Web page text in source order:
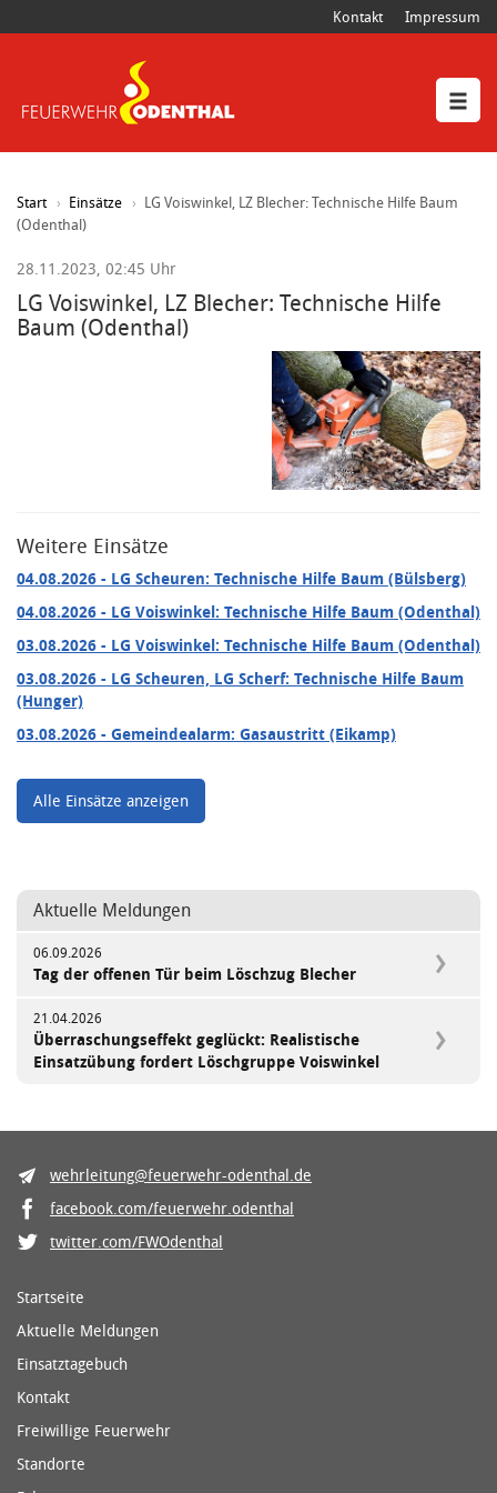
Kontakt Impressum
Start Einsätze
LG Voiswinkel, LZ Blecher: Technische Hilfe Baum
(Odenthal)
28.11.2023, 02:45 Uhr
LG Voiswinkel, LZ Blecher: Technische Hilfe
Baum (Odenthal)
Weitere Einsätze
04.08.2026 - LG Scheuren: Technische Hilfe Baum (Bülsberg)
04.08.2026 - LG Voiswinkel: Technische Hilfe Baum (Odenthal)
03.08.2026 - LG Voiswinkel: Technische Hilfe Baum (Odenthal)
03.08.2026 - LG Scheuren, LG Scherf: Technische Hilfe Baum
(Hunger)
03.08.2026 - Gemeindealarm: Gasaustritt (Eikamp)
Alle Einsätze anzeigen
Aktuelle Meldungen
06.09.2026
Tag der offenen Tür beim Löschzug Blecher
21.04.2026
Überraschungseffekt geglückt: Realistische
Einsatzübung fordert Löschgruppe Voiswinkel
wehrleitung@feuerwehr-odenthal.de
facebook.com/feuerwehr.odenthal
twitter.com/FWOdenthal
Startseite
Aktuelle Meldungen
Einsatztagebuch
Kontakt
Freiwillige Feuerwehr
Standorte